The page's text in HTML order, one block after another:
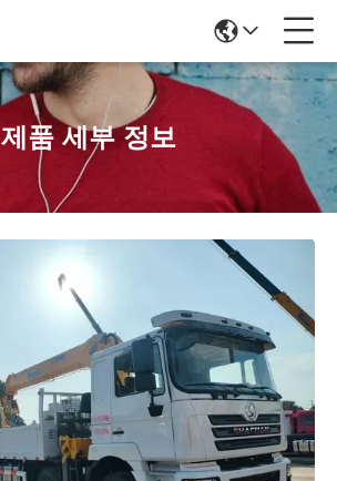
제품 세부 정보